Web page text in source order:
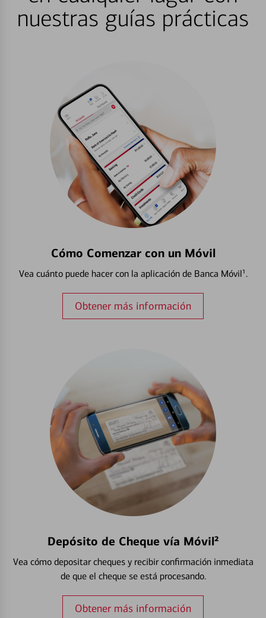
nuestras guías prácticas
Cómo Comenzar con un Móvil
Vea cuánto puede hacer con la aplicación de Banca Móvil¹.
Obtener más información
Depósito de Cheque vía Móvil²
Vea cómo depositar cheques y recibir confirmación inmediata
de que el cheque se está procesando.
Obtener más información